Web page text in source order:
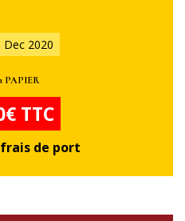
Dec 2020
PAPIER
TTC
frais de port